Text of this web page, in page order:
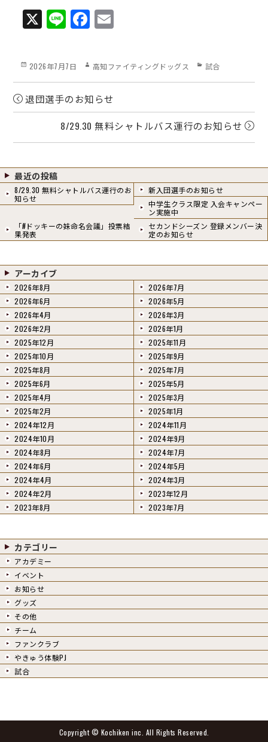
X Li
ne
Fa
ce
bo
ok
ail
Posted
2026年7月7日 Author
高知ファイティングドッグス Categories
試合
退団選手のお知らせ
8/29.30 無料シャトルバス運行のお知らせ
最近の投稿
8/29.30 無料シャトルバス運行のお
知らせ
新入団選手のお知らせ
中学生クラス限定 入会キャンペー
ン実施中
「#ドッキーの妹命名会議」投票結
果発表
セカンドシーズン 登録メンバー決
定のお知らせ
アーカイブ
2026年8月
2026年7月
2026年6月
2026年5月
2026年4月
2026年3月
2026年2月
2026年1月
2025年12月
2025年11月
2025年10月
2025年9月
2025年8月
2025年7月
2025年6月
2025年5月
2025年4月
2025年3月
2025年2月
2025年1月
2024年12月
2024年11月
2024年10月
2024年9月
2024年8月
2024年7月
2024年6月
2024年5月
2024年4月
2024年3月
2024年2月
2023年12月
2023年8月
2023年7月
カテゴリー
アカデミー
イベント
お知らせ
グッズ
その他
チーム
ファンクラブ
やきゅう体験PJ
試合
Copyright © Kochiken inc. All Rights Reserved.